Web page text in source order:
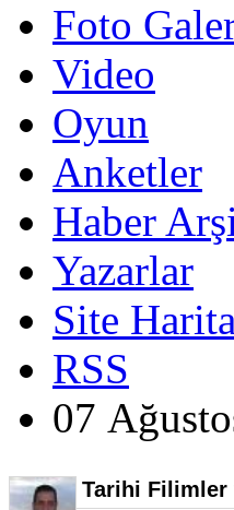
Foto
Video
Oyun
Anketler
Haber
Yazarlar
Site
RSS
07
Tarihi Filimler